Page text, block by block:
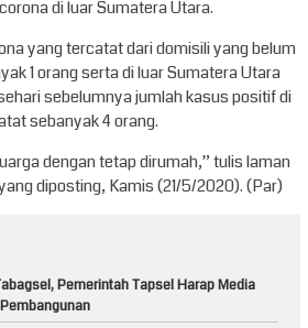
di luar Sumatera Utara.
yang tercatat dari domisili yang belum
1 orang serta di luar Sumatera Utara
sebelumnya jumlah kasus positif di
sebanyak 4 orang.
dengan tetap dirumah,” tulis laman
diposting, Kamis (21/5/2020). (Par)
Pemerintah Tapsel Harap Media